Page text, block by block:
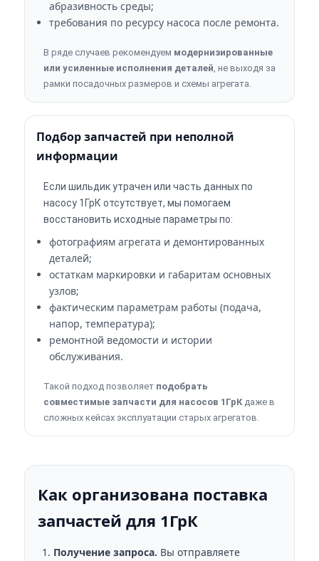
абразивность среды;
требования по ресурсу насоса после ремонта.
В ряде случаев рекомендуем модернизированные
или усиленные исполнения деталей, не выходя за
рамки посадочных размеров и схемы агрегата.
Подбор запчастей при неполной
информации
Если шильдик утрачен или часть данных по
насосу 1ГрК отсутствует, мы помогаем
восстановить исходные параметры по:
фотографиям агрегата и демонтированных
деталей;
остаткам маркировки и габаритам основных
узлов;
фактическим параметрам работы (подача,
напор, температура);
ремонтной ведомости и истории
обслуживания.
Такой подход позволяет подобрать
совместимые запчасти для насосов 1ГрКдаже в
сложных кейсах эксплуатации старых агрегатов.
Как организована поставка
запчастей для 1ГрК
Получение запроса. Вы отправляете